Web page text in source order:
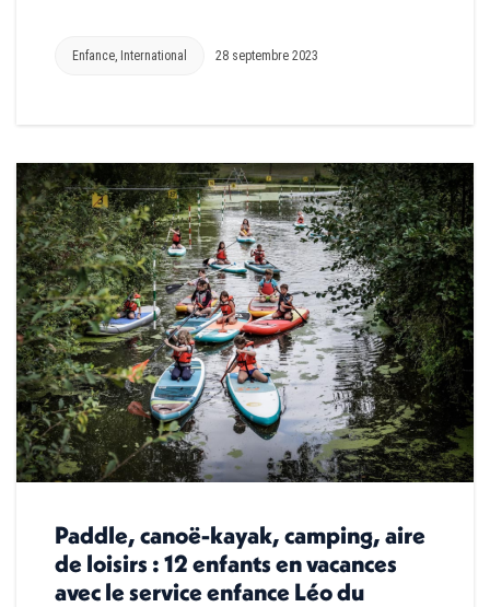
Enfance International 28 septembre 2023
Paddle, canoë-kayak, camping, aire
de loisirs : 12 enfants en vacances
avec le service enfance Léo du